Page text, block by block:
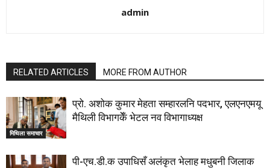
admin
RELATED ARTICLES MORE FROM AUTHOR
मिथिला समाचार
प्रो. अशोक कुमार मेहता सम्हारलनि पदभार, एलएनएमयू
मैथिली विभागकेँ भेटल नव विभागाध्यक्ष
पी-एच.डी.क उपाधिसँ अलंकृत भेलाह मधुबनी जिलाक